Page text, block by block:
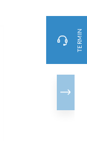
TERMIN